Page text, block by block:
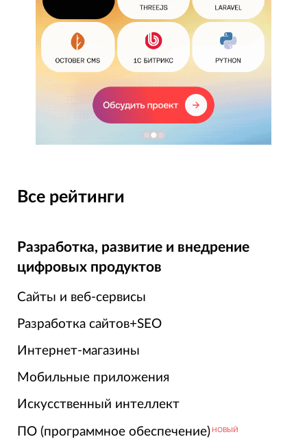
Все рейтинги
Разработка, развитие и внедрение
цифровых продуктов
Сайты и веб-сервисы
Разработка сайтов+SEO
Интернет-магазины
Мобильные приложения
Искусственный интеллект
ПО (программное обеспечение) НОВЫЙ